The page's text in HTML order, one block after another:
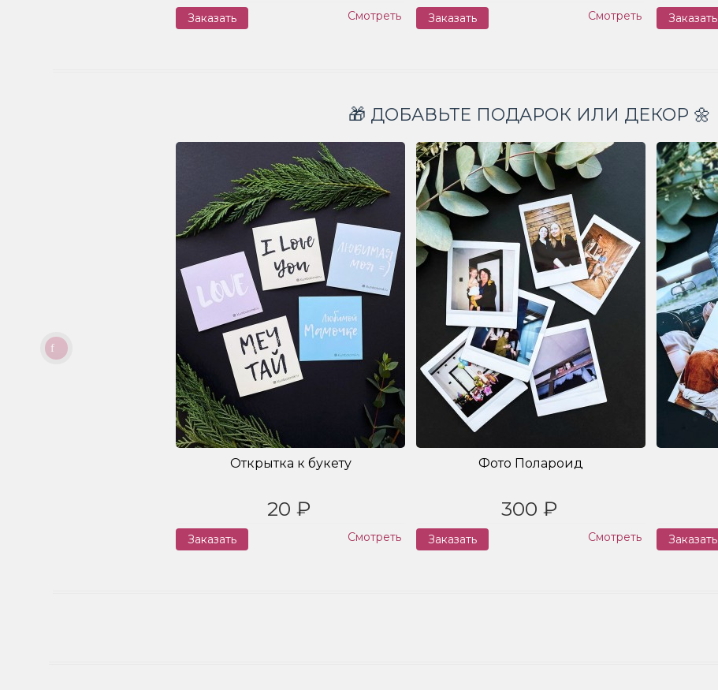
Заказать Смотреть Заказать Смотреть Заказать
🎁 ДОБАВЬТЕ ПОДАРОК ИЛИ ДЕКОР 🌼
Открытка к букету
20 ₽
Заказать Смотреть
Фото Полароид
300 ₽
Заказать Смотреть Заказать